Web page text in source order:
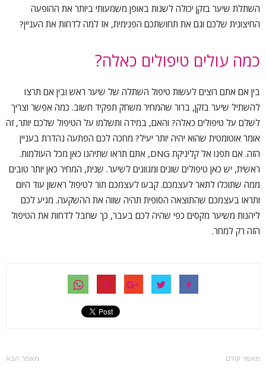
השתלת שיער בזקן יכולה לשנות באופן משמעותי ביותר את ההופעה
החיצונית שלכם וגם את תחושתכם הפנימית, אז למה לדחות את העניין?
כמה עולים טיפולים כאלה?
בין אם אתם רוצים לעשות טיפול השתלה של שיער ראש ובין אם תרצו
להשתיל שיער בזקן, ברור שהמחיר משחק תפקיד חשוב. כמה אפשר וצריך
לשלם על טיפולים כאלה? והאם, במידה ותשלמו על הטיפול שלכם יותר, זה
אומר אוטומטית שהוא יהיה יותר יעיל? מחכה לכם הפתעה נהדרת בעניין
הזה. אם תפנו אל קליניקת DNG, אתם תראו שתיהנו כאן מכל העולמות.
ראשית, יש כאן טיפולים שונים ומגוונים לשיער. שנית, המחיר כאן יותר טובים
ממה שתוכלו לתאר לעצמכם. קבעו לעצמכם תור לטיפול ראשון עוד היום
ותראו בעצמכם שהתוצאה הסופית תהיה שווה את ההשקעה. מגיע לכם
ליהנות משיער מקסים כפי שהיה לכם בעבר, כך שחבל לדחות את הטיפול
הזה רק למחר.
מאמר קודם מאמר הבא